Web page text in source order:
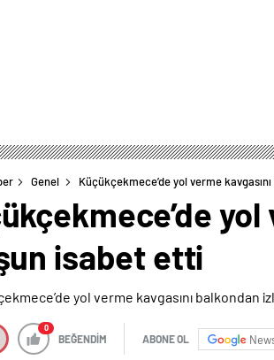
Genel Küçükçekmece’de yol verme
isabet etti
0
BEĞENDİM ABONE OL